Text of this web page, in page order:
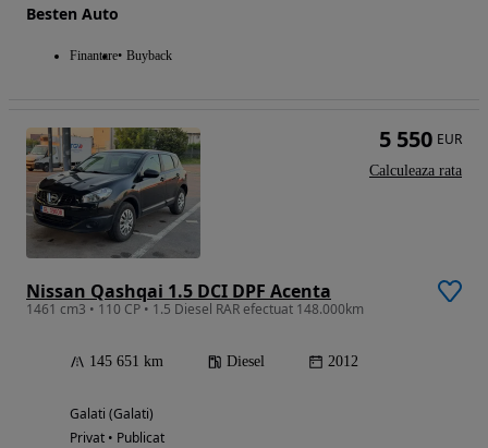
Besten Auto
Finantare Buyback
Nissan Qashqai 1.5 DCI DPF Acenta
1461 cm3 • 110 CP • 1.5 Diesel RAR efectuat 148.000km
145 651 km Diesel 2012
Galati (Galati)
Privat • Publicat
5 550 EUR
Calculeaza rata